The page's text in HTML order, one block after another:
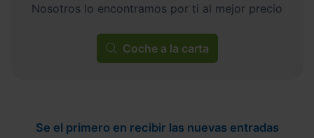
Nosotros lo encontramos por ti al mejor precio
Coche a la carta
Se el primero en recibir las nuevas entradas